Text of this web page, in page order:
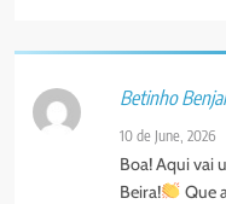
Betinho
10 de June, 2026
Boa! Aqui vai
Beira!
Que